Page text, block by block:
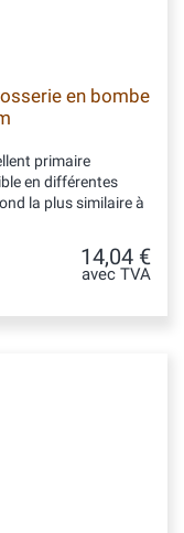
en bombe
primaire
en différentes
la plus similaire à
14,04 €
avec TVA